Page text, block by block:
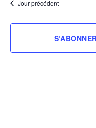
date.Jour précédent